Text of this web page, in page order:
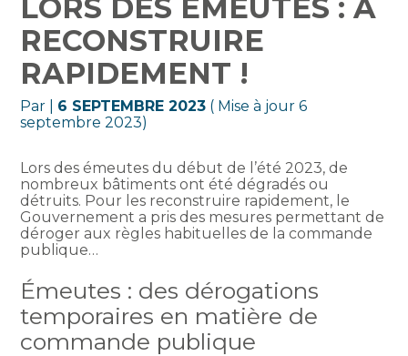
LORS DES ÉMEUTES : À
RECONSTRUIRE
RAPIDEMENT !
Par 6 SEPTEMBRE 2023 ( Mise à jour 6
septembre 2023)
Lors des émeutes du début de l’été 2023, de
nombreux bâtiments ont été dégradés ou
détruits. Pour les reconstruire rapidement, le
Gouvernement a pris des mesures permettant de
déroger aux règles habituelles de la commande
publique…
Émeutes : des dérogations
temporaires en matière de
commande publique